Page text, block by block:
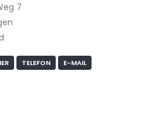
7
TELEFON E-MAIL